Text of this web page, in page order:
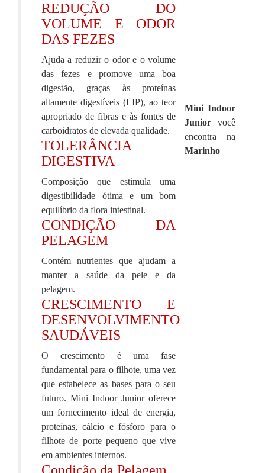
REDUÇÃO DO
VOLUME E ODOR
DAS FEZES
Ajuda a reduzir o odor e o volume
das fezes e promove uma boa
digestão, graças às proteínas
altamente digestíveis (LIP), ao teor
apropriado de fibras e às fontes de
carboidratos de elevada qualidade.
TOLERÂNCIA
DIGESTIVA
Composição que estimula uma
digestibilidade ótima e um bom
equilíbrio da flora intestinal.
CONDIÇÃO DA
PELAGEM
Contém nutrientes que ajudam a
manter a saúde da pele e da
pelagem.
CRESCIMENTO E
DESENVOLVIMENTO
SAUDÁVEIS
O crescimento é uma fase
fundamental para o filhote, uma vez
que estabelece as bases para o seu
futuro. Mini Indoor Junior oferece
um fornecimento ideal de energia,
proteínas, cálcio e fósforo para o
filhote de porte pequeno que vive
em ambientes internos.
Mini Indoor
Junior você
encontra na
Marinho